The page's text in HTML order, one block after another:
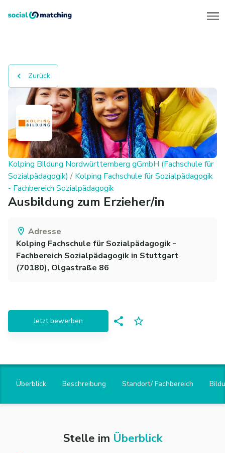
Zurück
Kolping Bildung Nordwürttemberg gGmbH (Fachschule für
Sozialpädagogik) / Kolping Fachschule für Sozialpädagogik
- Fachbereich Sozialpädagogik
Ausbildung zum Erzieher/in
Adresse
Kolping Fachschule für Sozialpädagogik -
Fachbereich Sozialpädagogik in Stuttgart
(70180), Olgastraße 86
Jetzt bewerben
Überblick Beschreibung Standort/ Fachbereich
Stelle im Überblick